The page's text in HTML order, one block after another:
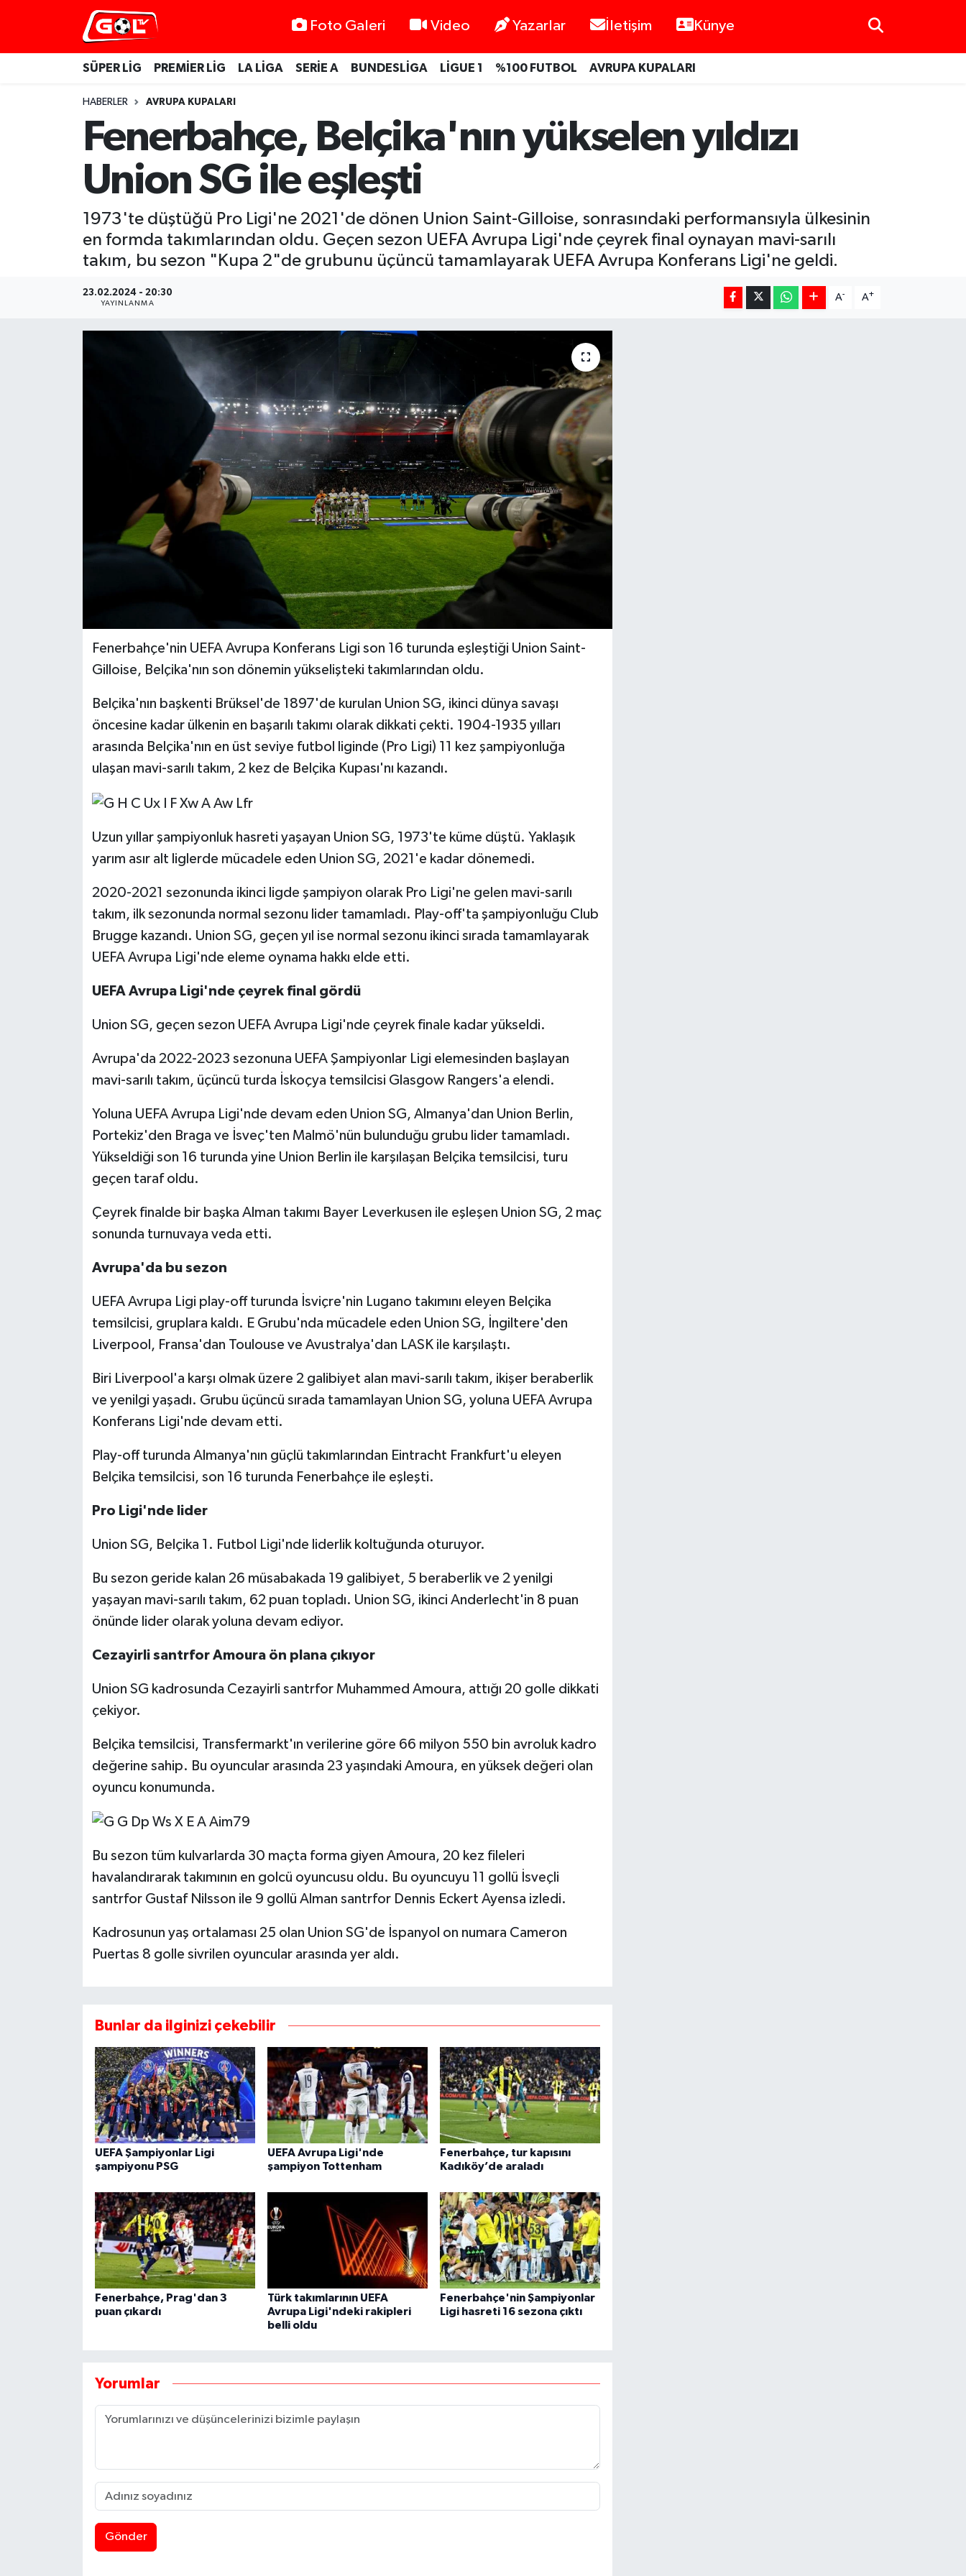
Foto Galeri Video Yazarlar İletişim Künye
SÜPER LİG PREMİER LİG LA LİGA SERİE A BUNDESLİGA LİGUE 1 %100 FUTBOL AVRUPA KUPALARI
HABERLER AVRUPA KUPALARI
Fenerbahçe, Belçika'nın yükselen yıldızı
Union SG ile eşleşti
1973'te düştüğü Pro Ligi'ne 2021'de dönen Union Saint-Gilloise, sonrasındaki performansıyla ülkesinin
en formda takımlarından oldu. Geçen sezon UEFA Avrupa Ligi'nde çeyrek final oynayan mavi-sarılı
takım, bu sezon "Kupa 2"de grubunu üçüncü tamamlayarak UEFA Avrupa Konferans Ligi'ne geldi.
23.02.2024 - 20:30
YAYINLANMA
A- A+
Fenerbahçe'nin UEFA Avrupa Konferans Ligi son 16 turunda eşleştiği Union Saint-
Gilloise, Belçika'nın son dönemin yükselişteki takımlarından oldu.
Belçika'nın başkenti Brüksel'de 1897'de kurulan Union SG, ikinci dünya savaşı
öncesine kadar ülkenin en başarılı takımı olarak dikkati çekti. 1904-1935 yılları
arasında Belçika'nın en üst seviye futbol liginde (Pro Ligi) 11 kez şampiyonluğa
ulaşan mavi-sarılı takım, 2 kez de Belçika Kupası'nı kazandı.
Uzun yıllar şampiyonluk hasreti yaşayan Union SG, 1973'te küme düştü. Yaklaşık
yarım asır alt liglerde mücadele eden Union SG, 2021'e kadar dönemedi.
2020-2021 sezonunda ikinci ligde şampiyon olarak Pro Ligi'ne gelen mavi-sarılı
takım, ilk sezonunda normal sezonu lider tamamladı. Play-off'ta şampiyonluğu Club
Brugge kazandı. Union SG, geçen yıl ise normal sezonu ikinci sırada tamamlayarak
UEFA Avrupa Ligi'nde eleme oynama hakkı elde etti.
UEFA Avrupa Ligi'nde çeyrek final gördü
Union SG, geçen sezon UEFA Avrupa Ligi'nde çeyrek finale kadar yükseldi.
Avrupa'da 2022-2023 sezonuna UEFA Şampiyonlar Ligi elemesinden başlayan
mavi-sarılı takım, üçüncü turda İskoçya temsilcisi Glasgow Rangers'a elendi.
Yoluna UEFA Avrupa Ligi'nde devam eden Union SG, Almanya'dan Union Berlin,
Portekiz'den Braga ve İsveç'ten Malmö'nün bulunduğu grubu lider tamamladı.
Yükseldiği son 16 turunda yine Union Berlin ile karşılaşan Belçika temsilcisi, turu
geçen taraf oldu.
Çeyrek finalde bir başka Alman takımı Bayer Leverkusen ile eşleşen Union SG, 2 maç
sonunda turnuvaya veda etti.
Avrupa'da bu sezon
UEFA Avrupa Ligi play-off turunda İsviçre'nin Lugano takımını eleyen Belçika
temsilcisi, gruplara kaldı. E Grubu'nda mücadele eden Union SG, İngiltere'den
Liverpool, Fransa'dan Toulouse ve Avustralya'dan LASK ile karşılaştı.
Biri Liverpool'a karşı olmak üzere 2 galibiyet alan mavi-sarılı takım, ikişer beraberlik
ve yenilgi yaşadı. Grubu üçüncü sırada tamamlayan Union SG, yoluna UEFA Avrupa
Konferans Ligi'nde devam etti.
Play-off turunda Almanya'nın güçlü takımlarından Eintracht Frankfurt'u eleyen
Belçika temsilcisi, son 16 turunda Fenerbahçe ile eşleşti.
Pro Ligi'nde lider
Union SG, Belçika 1. Futbol Ligi'nde liderlik koltuğunda oturuyor.
Bu sezon geride kalan 26 müsabakada 19 galibiyet, 5 beraberlik ve 2 yenilgi
yaşayan mavi-sarılı takım, 62 puan topladı. Union SG, ikinci Anderlecht'in 8 puan
önünde lider olarak yoluna devam ediyor.
Cezayirli santrfor Amoura ön plana çıkıyor
Union SG kadrosunda Cezayirli santrfor Muhammed Amoura, attığı 20 golle dikkati
çekiyor.
Belçika temsilcisi, Transfermarkt'ın verilerine göre 66 milyon 550 bin avroluk kadro
değerine sahip. Bu oyuncular arasında 23 yaşındaki Amoura, en yüksek değeri olan
oyuncu konumunda.
Bu sezon tüm kulvarlarda 30 maçta forma giyen Amoura, 20 kez fileleri
havalandırarak takımının en golcü oyuncusu oldu. Bu oyuncuyu 11 gollü İsveçli
santrfor Gustaf Nilsson ile 9 gollü Alman santrfor Dennis Eckert Ayensa izledi.
Kadrosunun yaş ortalaması 25 olan Union SG'de İspanyol on numara Cameron
Puertas 8 golle sivrilen oyuncular arasında yer aldı.
Bunlar da ilginizi çekebilir
UEFA Şampiyonlar Ligi
şampiyonu PSG
UEFA Avrupa Ligi'nde
şampiyon Tottenham
Fenerbahçe, tur kapısını
Kadıköy’de araladı
Fenerbahçe, Prag'dan 3
puan çıkardı
Türk takımlarının UEFA
Avrupa Ligi'ndeki rakipleri
belli oldu
Fenerbahçe'nin Şampiyonlar
Ligi hasreti 16 sezona çıktı
Yorumlar
Gönder